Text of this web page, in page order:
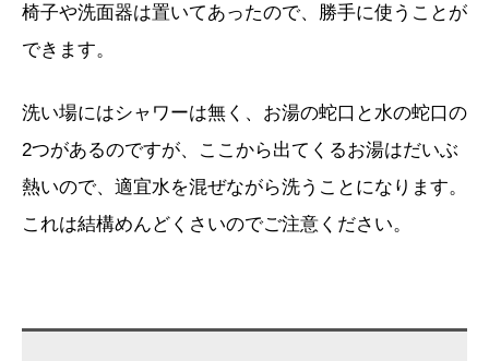
椅子や洗面器は置いてあったので、勝手に使うことが
できます。
洗い場にはシャワーは無く、お湯の蛇口と水の蛇口の
2つがあるのですが、ここから出てくるお湯はだいぶ
熱いので、適宜水を混ぜながら洗うことになります。
これは結構めんどくさいのでご注意ください。